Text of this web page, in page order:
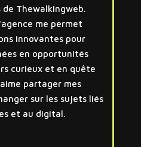
Thewalkingweb.
me permet
innovantes pour
en opportunités
curieux et en quête
partager mes
sur les sujets liés
et au digital.